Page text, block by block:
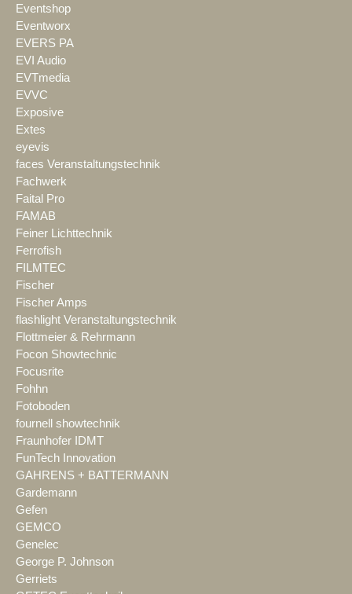
Eventshop
Eventworx
EVERS PA
EVI Audio
EVTmedia
EVVC
Exposive
Extes
eyevis
faces Veranstaltungstechnik
Fachwerk
Faital Pro
FAMAB
Feiner Lichttechnik
Ferrofish
FILMTEC
Fischer
Fischer Amps
flashlight Veranstaltungstechnik
Flottmeier & Rehrmann
Focon Showtechnic
Focusrite
Fohhn
Fotoboden
fournell showtechnik
Fraunhofer IDMT
FunTech Innovation
GAHRENS + BATTERMANN
Gardemann
Gefen
GEMCO
Genelec
George P. Johnson
Gerriets